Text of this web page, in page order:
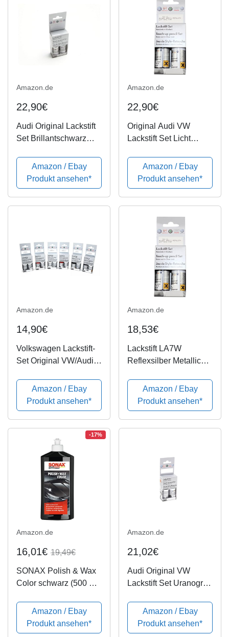
Amazon.de
22,90€
Audi Original Lackstift
Set Brillantschwarz
kompatibel VW
Amazon / Ebay
Produkt ansehen*
Amazon.de
22,90€
Original Audi VW
Lackstift Set Licht
Amazon / Ebay
Produkt ansehen*
Amazon.de
14,90€
Volkswagen Lackstift-
Set Original VW/Audi
Lackstifte [Angabe 17-
stellige
Fahrzeugidentnummer
erforderlich]
Amazon / Ebay
Produkt ansehen*
Amazon.de
18,53€
Lackstift LA7W
Reflexsilber Metallic
Volkwagen Lackset
Amazon / Ebay
Produkt ansehen*
-17%
Amazon.de
16,01€ 19,49€
SONAX Polish & Wax
Color schwarz (500 ml)
Farbpigmenten und
Wachsanteilen | Art-Nr.
02961000
Amazon / Ebay
Produkt ansehen*
Amazon.de
21,02€
Audi Original VW
Lackstift Set Uranograu
Amazon / Ebay
Produkt ansehen*